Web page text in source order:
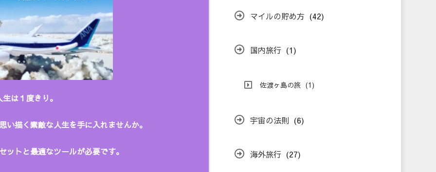
生は１度きり。
い描く素敵な人生を手に入れませんか。
ットと最適なツールが必要です。
マイルの貯め方 (42)
国内旅行 (1)
佐渡ヶ島の旅 (1)
宇宙の法則 (6)
海外旅行 (27)